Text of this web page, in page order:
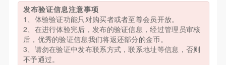
发布验证信息注意事项
1、体验验证功能只对购买者或者至尊会员开放。
2、在进行体验完后，发布的验证信息，经过管理员审核
后，优秀的验证信息我们将返还部分的金币。
3、请勿在验证中发布联系方式，联系地址等信息，否则
不予通过。